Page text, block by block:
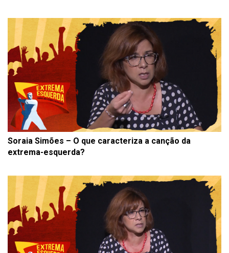
Soraia Simões – O que caracteriza a canção da
extrema-esquerda?